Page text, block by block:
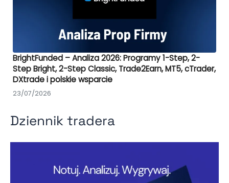
BrightFunded – Analiza 2026: Programy 1-Step, 2-
Step Bright, 2-Step Classic, Trade2Earn, MT5, cTrader,
DXtrade i polskie wsparcie
23/07/2026
Dziennik tradera